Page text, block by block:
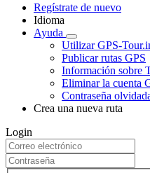
Regístrate de nuevo
Idioma
Ayuda
Utilizar GPS-
Publicar rutas GPS
Información sobre
Eliminar la cuenta
Contraseña
Crea una nueva ruta
Login